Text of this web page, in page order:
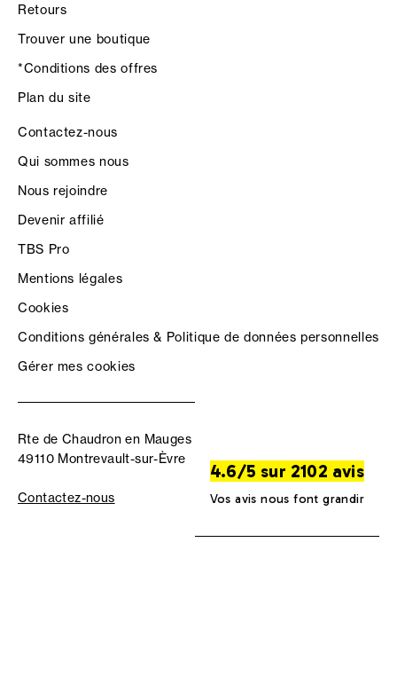
Retours
Trouver une boutique
*Conditions des offres
Plan du site
Contactez-nous
Qui sommes nous
Nous rejoindre
Devenir affilié
TBS Pro
Mentions légales
Cookies
Conditions générales & Politique de données personnelles
Gérer mes cookies
Rte de Chaudron en Mauges
49110 Montrevault-sur-Èvre
Contactez-nous
4.6/5 sur 2102 avis
Vos avis nous font grandir